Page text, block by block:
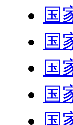
国
国
国
国
国